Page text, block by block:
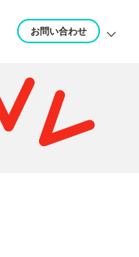
お問い合わせ